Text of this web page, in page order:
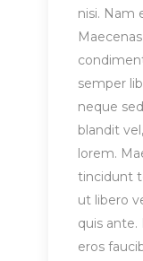
nisi. Nam
semper
neque
blandit
lorem.
tincidunt
ut libero
quis
eros